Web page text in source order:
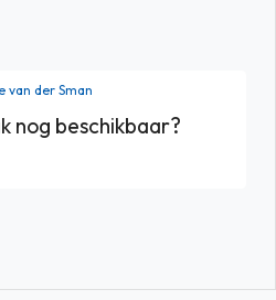
van der Sman
nog beschikbaar?